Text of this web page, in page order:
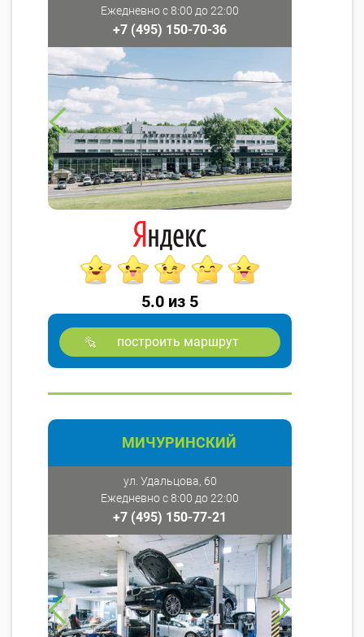
Ежедневно с 8:00 до 22:00
+7 (495) 150-70-36
5.0 из 5
построить маршрут
МИЧУРИНСКИЙ
ул. Удальцова, 60
Ежедневно с 8:00 до 22:00
+7 (495) 150-77-21